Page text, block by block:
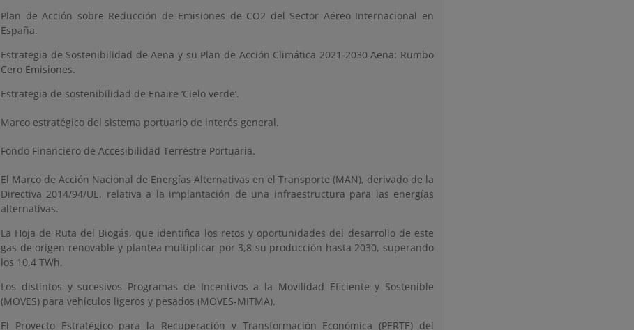
Plan de Acción sobre Reducción de Emisiones de CO2 del Sector Aéreo Internacional en
España.
Estrategia de Sostenibilidad de Aena y su Plan de Acción Climática 2021-2030 Aena: Rumbo
Cero Emisiones.
Estrategia de sostenibilidad de Enaire ‘Cielo verde’.
Marco estratégico del sistema portuario de interés general.
Fondo Financiero de Accesibilidad Terrestre Portuaria.
El Marco de Acción Nacional de Energías Alternativas en el Transporte (MAN), derivado de la
Directiva 2014/94/UE, relativa a la implantación de una infraestructura para las energías
alternativas.
La Hoja de Ruta del Biogás, que identifica los retos y oportunidades del desarrollo de este
gas de origen renovable y plantea multiplicar por 3,8 su producción hasta 2030, superando
los 10,4 TWh.
Los distintos y sucesivos Programas de Incentivos a la Movilidad Eficiente y Sostenible
(MOVES) para vehículos ligeros y pesados (MOVES-MITMA).
El Proyecto Estratégico para la Recuperación y Transformación Económica (PERTE) del